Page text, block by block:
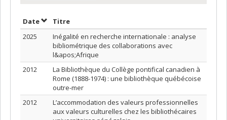
DateTrier par date en ordre croissant
Titre
2025
Inégalité en recherche internationale : analyse
bibliométrique des collaborations avec
l&apos;Afrique
2012
La Bibliothèque du Collège pontifical canadien à
Rome (1888-1974) : une bibliothèque québécoise
outre-mer
2012
L’accommodation des valeurs professionnelles
aux valeurs culturelles chez les bibliothécaires